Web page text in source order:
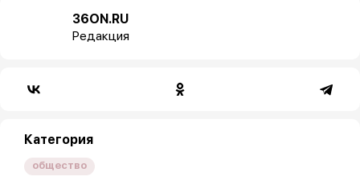
36ON.RU
Редакция
Категория
общество